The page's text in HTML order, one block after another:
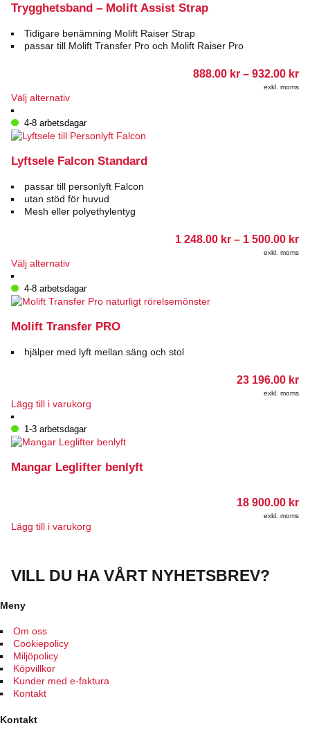
Trygghetsband – Molift Assist Strap
Tidigare benämning Molift Raiser Strap
passar till Molift Transfer Pro och Molift Raiser Pro
888.00 kr – 932.00 kr
exkl. moms
Välj alternativDen
produkten
har
varianter.
olika
alternativen
kan
4-8 arbetsdagar
Lyftsele Falcon Standard
passar till personlyft Falcon
utan stöd för huvud
Mesh eller polyethylentyg
1 248.00 kr – 1 500.00 kr
1
exkl. moms
Välj alternativDen
produkten
har
varianter.
olika
på
produktsidan
4-8 arbetsdagar
Molift Transfer PRO
hjälper med lyft mellan säng och stol
23 196.00 kr
exkl. moms
Lägg till i varukorg
1-3 arbetsdagar
Mangar Leglifter benlyft
18 900.00 kr
exkl. moms
Lägg till i varukorg
VILL DU HA VÅRT NYHETSBREV?
Meny
Om oss
Cookiepolicy
Miljöpolicy
Köpvillkor
Kunder med e-faktura
Kontakt
Kontakt